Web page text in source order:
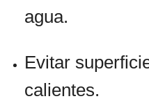
agua.
Evitar
calientes.